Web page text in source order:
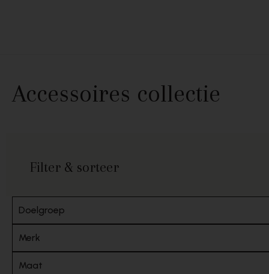
Accessoires collectie
Filter & sorteer
Doelgroep
Merk
Maat